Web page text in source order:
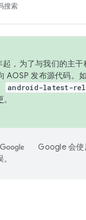
搜索
起，为了与我们的主
AOSP 发布源代码。
android-latest-
。
Google 会使